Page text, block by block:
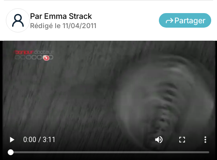
Par Emma Strack
Rédigé le 11/04/2011
Partager